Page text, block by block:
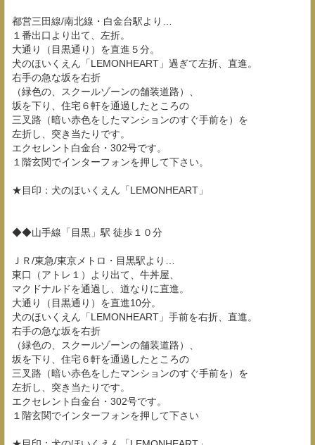
都営三田線/南北線・白金台駅より…
１番出口より出て、左折。
大通り（目黒通り）を直進５分。
犬のほいくえん「LEMONHEART」過ぎて左折、直進。
右手の急な坂を右折
（緑色の、スクールゾーンの舗装道路）、
坂を下り、住宅６軒を通過したところの
三叉路（暗い赤色をしたマンションのすぐ手前を）を
左折し、突き当たりです。
エクセレント白金台・302号です。
１階玄関でインターフォンを押して下さい。
★目印：犬のほいくえん「LEMONHEART」
◆◆山手線「目黒」駅 徒歩１０分
ＪＲ/東急/東京メトロ・目黒駅より…
東口（アトレ１）より出て、牛丼屋、
マクドナルドを通過し、道なりに直進。
大通り（目黒通り）を直進10分。
犬のほいくえん「LEMONHEART」手前を右折、直進。
右手の急な坂を右折
（緑色の、スクールゾーンの舗装道路）、
坂を下り、住宅６軒を通過したところの
三叉路（暗い赤色をしたマンションのすぐ手前を）を
左折し、突き当たりです。
エクセレント白金台・302号です。
１階玄関でインターフォンを押して下さい